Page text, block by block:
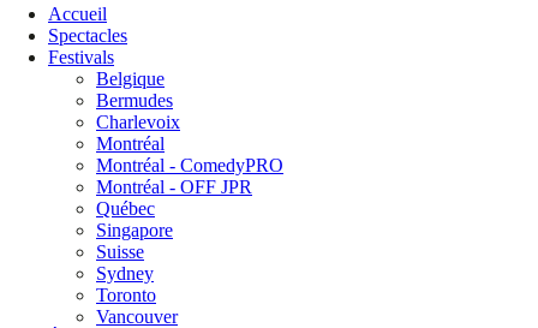
Accueil
Spectacles
Festivals
Belgique
Bermudes
Charlevoix
Montréal
Montréal - ComedyPRO
Montréal - OFF JPR
Québec
Singapore
Suisse
Sydney
Toronto
Vancouver